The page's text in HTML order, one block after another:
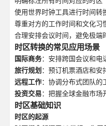
使用世界时钟工具进行时间转
尊重对方的工作时间和文化习
合理安排会议时间，避免极端
时区转换的常见应用场景
国际商务：安排跨国会议和电
旅行规划 ：预订机票酒店和安
远程工作：协调分布式团队的
投资交易：把握全球金融市场
时区基础知识
时区的起源